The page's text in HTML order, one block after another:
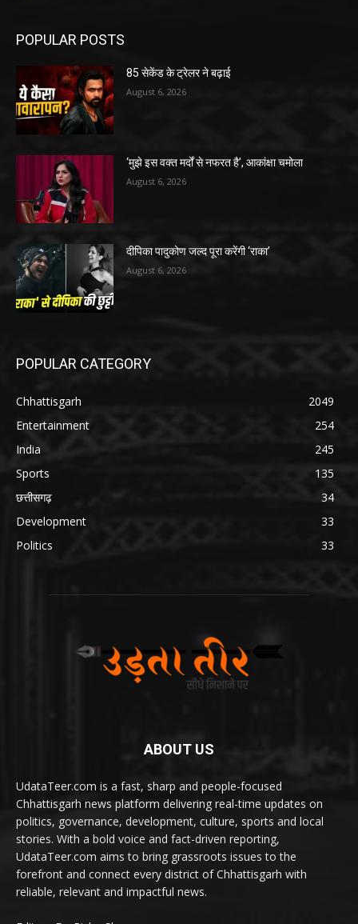
POPULAR POSTS
85 सेकेंड के ट्रेलर ने बढ़ाई
August 6, 2026
‘मुझे इस वक्त मर्दों से नफरत है’, आकांक्षा चमोला
August 6, 2026
दीपिका पादुकोण जल्द पूरा करेंगी ‘राका’
August 6, 2026
POPULAR CATEGORY
Chhattisgarh
2049
Entertainment
254
India
245
Sports
135
छत्तीसगढ़
34
Development
33
Politics
33
ABOUT US
UdataTeer.com is a fast, sharp and people-focused
Chhattisgarh news platform delivering real-time updates on
politics, governance, development, culture, sports and local
stories. With a bold voice and fact-driven reporting,
UdataTeer.com aims to bring grassroots issues to the
forefront and connect every district of Chhattisgarh with
reliable, relevant and impactful news.